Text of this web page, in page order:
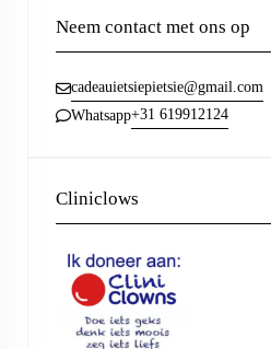
Neem contact met ons op
cadeauietsiepietsie@gmail.com
Whatsapp+31 619912124
Cliniclows